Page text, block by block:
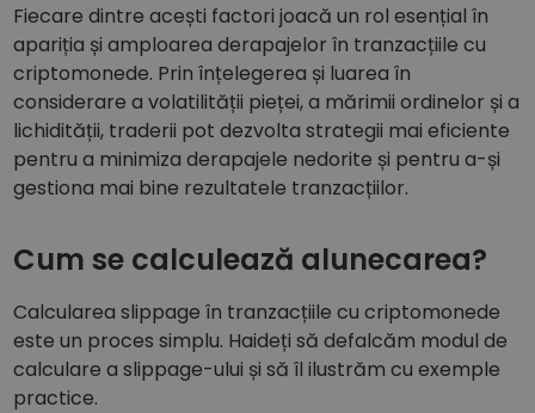
Fiecare dintre acești factori joacă un rol esențial în
apariția și amploarea derapajelor în tranzacțiile cu
criptomonede. Prin înțelegerea și luarea în
considerare a volatilității pieței, a mărimii ordinelor și a
lichidității, traderii pot dezvolta strategii mai eficiente
pentru a minimiza derapajele nedorite și pentru a-și
gestiona mai bine rezultatele tranzacțiilor.
Cum se calculează alunecarea?
Calcularea slippage în tranzacțiile cu criptomonede
este un proces simplu. Haideți să defalcăm modul de
calculare a slippage-ului și să îl ilustrăm cu exemple
practice.